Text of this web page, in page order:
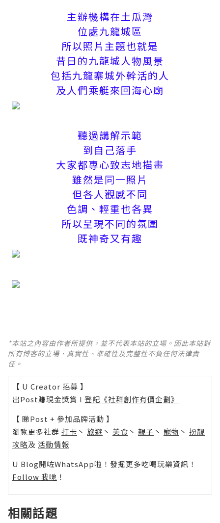
主辦機構在土瓜灣
位處九龍城區
所以照片主題也就是
昔日的九龍城人物風景
包括九龍寨城外幹活的人
及人們乘艇來回海心廟
聽過講解示範
到自己落手
大家都專心致志地描畫
雖然是同一照片
但各人觀感不同
色調、輕重也各異
所以呈現不同的氛圍
既神奇又有趣
*本站之內容由作者所提供，並不代表本站的立場。因此本站對
所有博客的立場、真實性、準確性及完整性不負任何法律責
任。
【 U Creator 招募 】
出Post賺現金獎賞 l 登記《社群創作有價企劃》
【 睇Post + 參加品牌活動 】
瀏覽更多社群 打卡 丶 旅遊 丶 美食 丶 親子 丶 寵物 丶 扮靚
攻略及 活動情報
U Blog開咗WhatsApp啦！發掘更多吃喝玩樂資訊！
Follow 我哋 ！
相關話題